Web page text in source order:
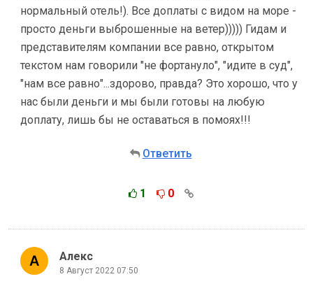
нормальный отель!). Все доплаты с видом на море -
просто деньги выброшенные на ветер))))) Гидам и
представителям компании все равно, открытом
текстом нам говорили "не фортануло", "идите в суд",
"нам все равно"...здорово, правда? Это хорошо, что у
нас были деньги и мы были готовы на любую
доплату, лишь бы не оставаться в помоях!!!
Ответить
1 0
Алекс
8 Август 2022 07:50